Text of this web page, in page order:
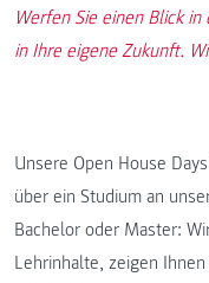
Werfen Sie einen Blick
in Ihre eigene Zukunft.
Unsere Open House
über ein Studium an
Bachelor oder Master:
Lehrinhalte, zeigen